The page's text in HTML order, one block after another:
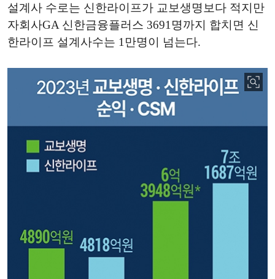
설계사 수로는 신한라이프가 교보생명보다 적지만
자회사GA 신한금융플러스 3691명까지 합치면 신
한라이프 설계사수는 1만명이 넘는다.